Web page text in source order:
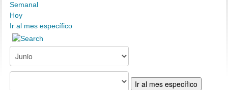
Semanal
Hoy
Ir al mes específico
Ir al mes específico